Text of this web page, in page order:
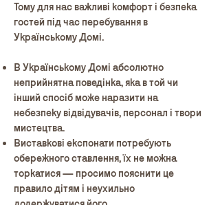
Тому для нас важливі комфорт і безпека
гостей під час перебування в
Українському Домі.
В Українському Домі абсолютно
неприйнятна поведінка, яка в той чи
інший спосіб може наразити на
небезпеку відвідувачів, персонал і твори
мистецтва.
Виставкові експонати потребують
обережного ставлення, їх не можна
торкатися — просимо пояснити це
правило дітям і неухильно